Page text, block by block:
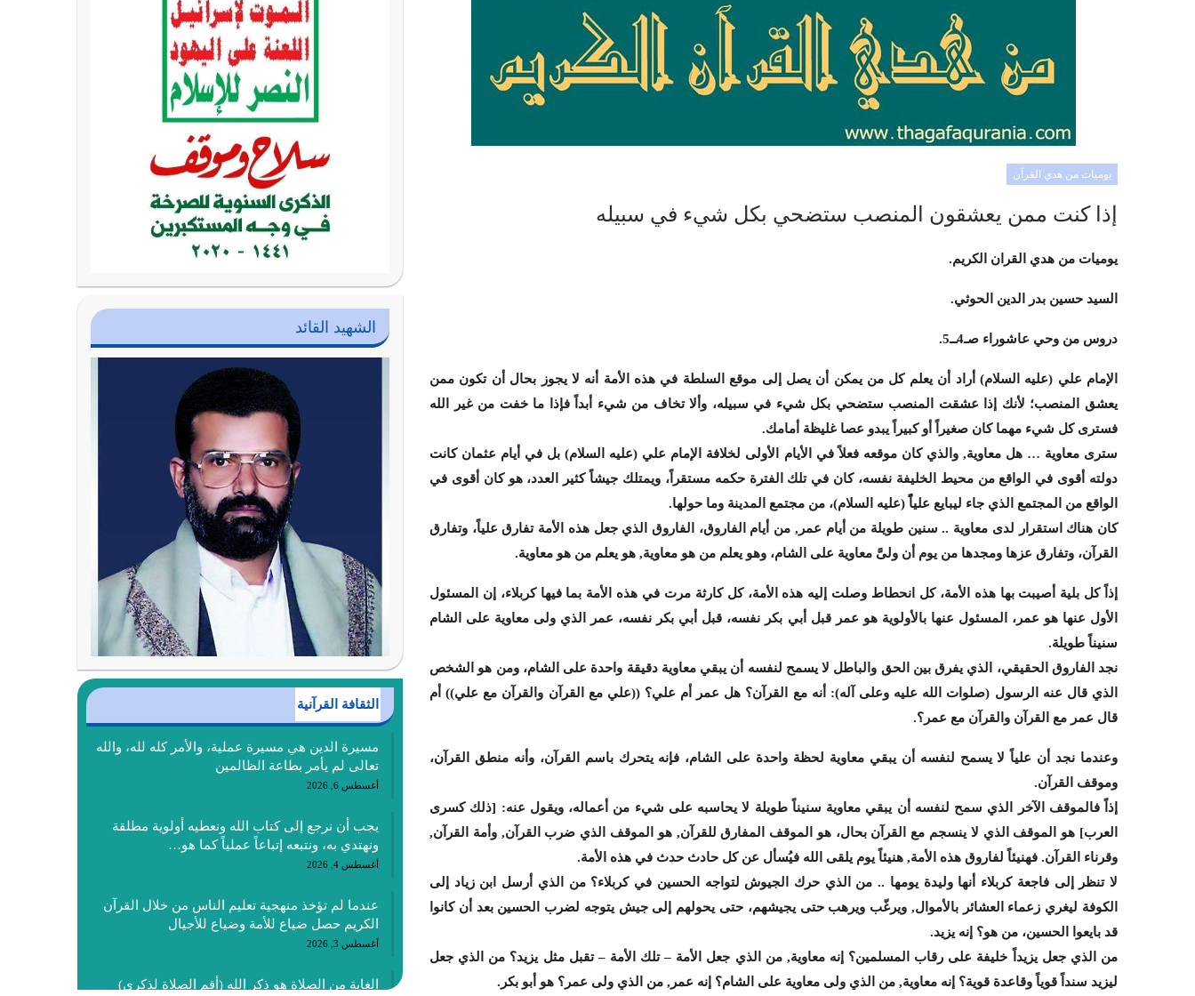
يوميات من هدي القرآن
إذا كنت ممن يعشقون المنصب ستضحي بكل شيء في سبيله
يوميات من هدي القران الكريم.
السيد حسين بدر الدين الحوثي.
دروس من وحي عاشوراء صـ4ــ5.
الإمام علي (عليه السلام) أراد أن يعلم كل من يمكن أن يصل إلى موقع السلطة في هذه الأمة أنه لا يجوز بحال أن تكون ممن
يعشق المنصب؛ لأنك إذا عشقت المنصب ستضحي بكل شيء في سبيله، وألا تخاف من شيء أبداً فإذا ما خفت من غير الله
فسترى كل شيء مهما كان صغيراً أو كبيراً يبدو عصا غليظة أمامك.
سترى معاوية … هل معاوية, والذي كان موقعه فعلاً في الأيام الأولى لخلافة الإمام علي (عليه السلام) بل في أيام عثمان كانت
دولته أقوى في الواقع من محيط الخليفة نفسه، كان في تلك الفترة حكمه مستقراً، ويمتلك جيشاً كثير العدد، هو كان أقوى في
الواقع من المجتمع الذي جاء ليبايع علياًً (عليه السلام)، من مجتمع المدينة وما حولها.
كان هناك استقرار لدى معاوية .. سنين طويلة من أيام عمر, من أيام الفاروق، الفاروق الذي جعل هذه الأمة تفارق علياً، وتفارق
القرآن، وتفارق عزها ومجدها من يوم أن ولىَّ معاوية على الشام، وهو يعلم من هو معاوية, هو يعلم من هو معاوية.
إذاً كل بلية أصيبت بها هذه الأمة، كل انحطاط وصلت إليه هذه الأمة، كل كارثة مرت في هذه الأمة بما فيها كربلاء، إن المسئول
الأول عنها هو عمر، المسئول عنها بالأولوية هو عمر قبل أبي بكر نفسه، قبل أبي بكر نفسه، عمر الذي ولى معاوية على الشام
سنيناً طويلة.
نجد الفاروق الحقيقي، الذي يفرق بين الحق والباطل لا يسمح لنفسه أن يبقي معاوية دقيقة واحدة على الشام، ومن هو الشخص
الذي قال عنه الرسول (صلوات الله عليه وعلى آله): أنه مع القرآن؟ هل عمر أم علي؟ ((علي مع القرآن والقرآن مع علي)) أم
قال عمر مع القرآن والقرآن مع عمر؟.
وعندما نجد أن علياً لا يسمح لنفسه أن يبقي معاوية لحظة واحدة على الشام، فإنه يتحرك باسم القرآن، وأنه منطق القرآن،
وموقف القرآن.
إذاً فالموقف الآخر الذي سمح لنفسه أن يبقي معاوية سنيناً طويلة لا يحاسبه على شيء من أعماله، ويقول عنه: [ذلك كسرى
العرب] هو الموقف الذي لا ينسجم مع القرآن بحال، هو الموقف المفارق للقرآن, هو الموقف الذي ضرب القرآن, وأمة القرآن,
وقرناء القرآن. فهنيئاً لفاروق هذه الأمة, هنيئاً يوم يلقى الله فيُسأل عن كل حادث حدث في هذه الأمة.
لا تنظر إلى فاجعة كربلاء أنها وليدة يومها .. من الذي حرك الجيوش لتواجه الحسين في كربلاء؟ من الذي أرسل ابن زياد إلى
الكوفة ليغري زعماء العشائر بالأموال, ويرغّب ويرهب حتى يجيشهم، حتى يحولهم إلى جيش يتوجه لضرب الحسين بعد أن كانوا
قد بايعوا الحسين، من هو؟ إنه يزيد.
من الذي جعل يزيداً خليفة على رقاب المسلمين؟ إنه معاوية, من الذي جعل الأمة – تلك الأمة – تقبل مثل يزيد؟ من الذي جعل
ليزيد سنداً قوياً وقاعدة قوية؟ إنه معاوية, من الذي ولى معاوية على الشام؟ إنه عمر, من الذي ولى عمر؟ هو أبو بكر.
الشهيد القائد
الثقافة القرآنية
مسيرة الدين هي مسيرة عملية، والأمر كله لله، والله
تعالى لم يأمر بطاعة الظالمين
أغسطس 6, 2026
يجب أن نرجع إلى كتاب الله ونعطيه أولوية مطلقة
ونهتدي به، ونتبعه إتباعاً عملياً كما هو…
أغسطس 4, 2026
عندما لم تؤخذ منهجية تعليم الناس من خلال القرآن
الكريم حصل ضياع للأمة وضياع للأجيال
أغسطس 3, 2026
الغاية من الصلاة هو ذكر الله (أقم الصلاة لذكري)